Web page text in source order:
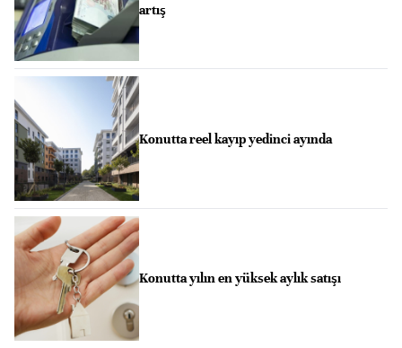
artış
Konutta reel kayıp yedinci ayında
Konutta yılın en yüksek aylık satışı